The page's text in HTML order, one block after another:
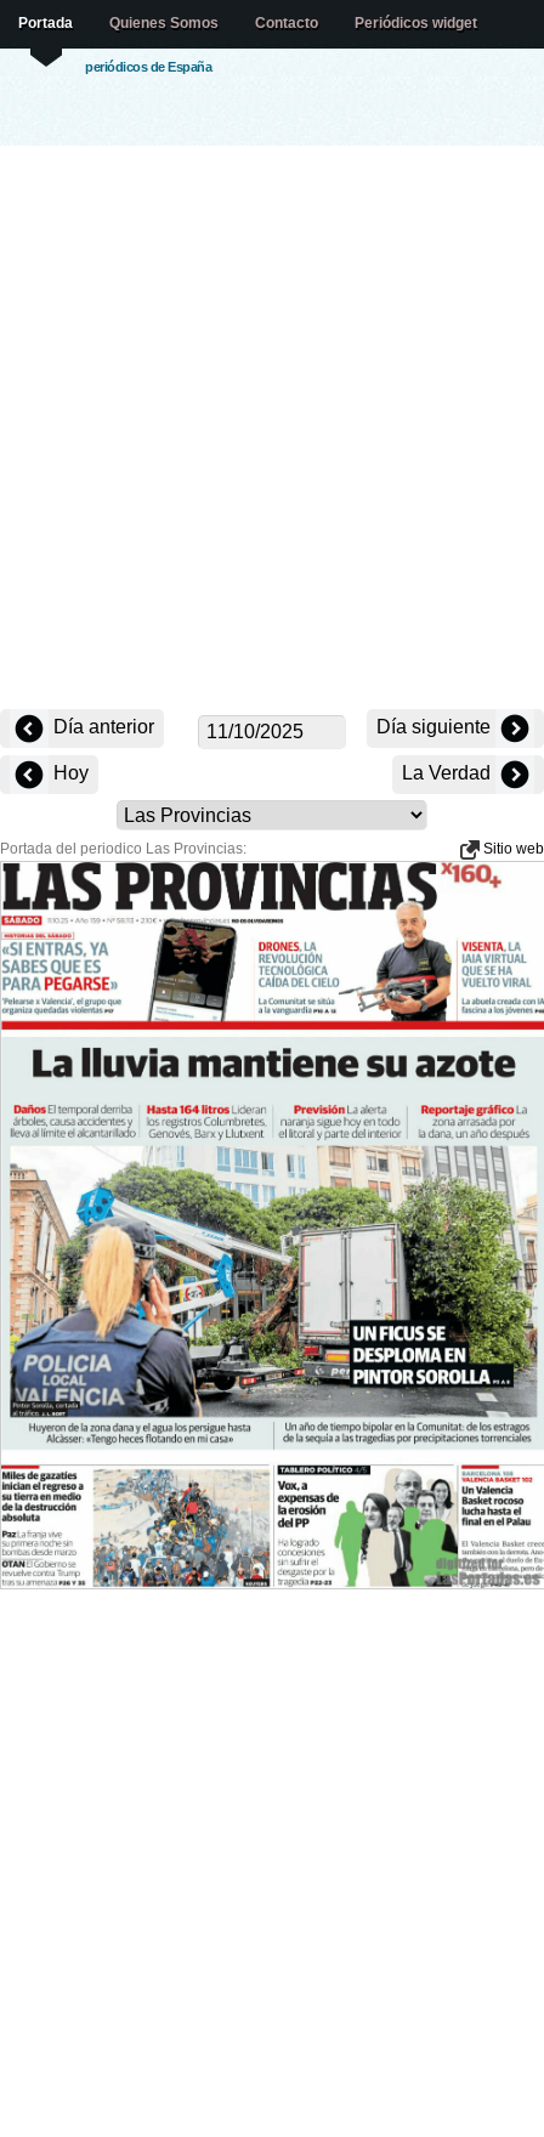
periódicos de España
Portada Quienes Somos Contacto Periódicos widget
Día anterior Día siguiente
Hoy La Verdad
Portada del periodico Las Provincias: Sitio web